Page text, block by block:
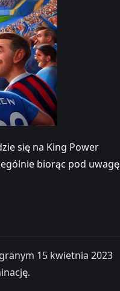
się na King Power
biorąc pod uwagę
15 kwietnia 2023